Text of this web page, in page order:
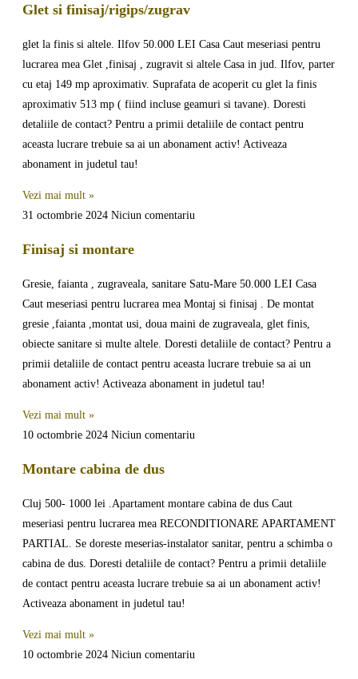
Glet si finisaj/rigips/zugrav
glet la finis si altele. Ilfov 50.000 LEI Casa Caut meseriasi pentru
lucrarea mea Glet ,finisaj , zugravit si altele Casa in jud. Ilfov, parter
cu etaj 149 mp aproximativ. Suprafata de acoperit cu glet la finis
aproximativ 513 mp ( fiind incluse geamuri si tavane). Doresti
detaliile de contact? Pentru a primii detaliile de contact pentru
aceasta lucrare trebuie sa ai un abonament activ! Activeaza
abonament in judetul tau!
Vezi mai mult »
31 octombrie 2024 Niciun comentariu
Finisaj si montare
Gresie, faianta , zugraveala, sanitare Satu-Mare 50.000 LEI Casa
Caut meseriasi pentru lucrarea mea Montaj si finisaj . De montat
gresie ,faianta ,montat usi, doua maini de zugraveala, glet finis,
obiecte sanitare si multe altele. Doresti detaliile de contact? Pentru a
primii detaliile de contact pentru aceasta lucrare trebuie sa ai un
abonament activ! Activeaza abonament in judetul tau!
Vezi mai mult »
10 octombrie 2024 Niciun comentariu
Montare cabina de dus
Cluj 500- 1000 lei .Apartament montare cabina de dus Caut
meseriasi pentru lucrarea mea RECONDITIONARE APARTAMENT
PARTIAL. Se doreste meserias-instalator sanitar, pentru a schimba o
cabina de dus. Doresti detaliile de contact? Pentru a primii detaliile
de contact pentru aceasta lucrare trebuie sa ai un abonament activ!
Activeaza abonament in judetul tau!
Vezi mai mult »
10 octombrie 2024 Niciun comentariu